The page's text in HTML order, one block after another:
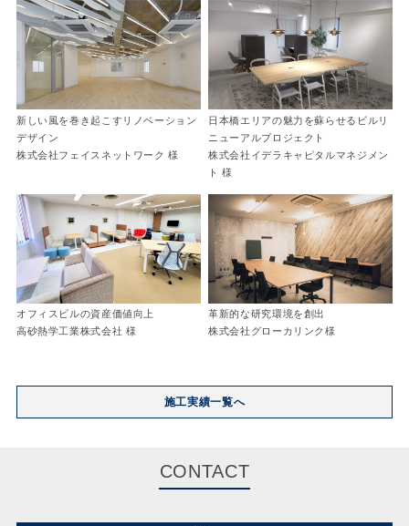
新しい風を巻き起こすリノベーション
デザイン
株式会社フェイスネットワーク 様
日本橋エリアの魅力を蘇らせるビルリ
ニューアルプロジェクト
株式会社イデラキャピタルマネジメン
ト 様
オフィスビルの資産価値向上
高砂熱学工業株式会社 様
革新的な研究環境を創出
株式会社グローカリンク様
施工実績一覧へ
CONTACT